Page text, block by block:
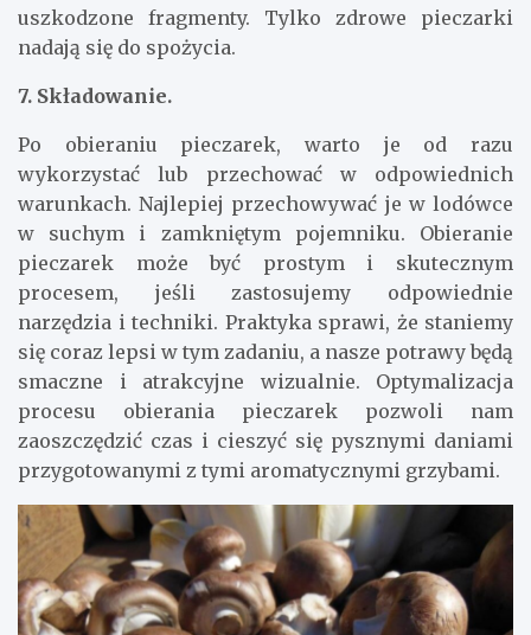
uszkodzone fragmenty. Tylko zdrowe pieczarki
nadają się do spożycia.
7. Składowanie.
Po obieraniu pieczarek, warto je od razu
wykorzystać lub przechować w odpowiednich
warunkach. Najlepiej przechowywać je w lodówce
w suchym i zamkniętym pojemniku. Obieranie
pieczarek może być prostym i skutecznym
procesem, jeśli zastosujemy odpowiednie
narzędzia i techniki. Praktyka sprawi, że staniemy
się coraz lepsi w tym zadaniu, a nasze potrawy będą
smaczne i atrakcyjne wizualnie. Optymalizacja
procesu obierania pieczarek pozwoli nam
zaoszczędzić czas i cieszyć się pysznymi daniami
przygotowanymi z tymi aromatycznymi grzybami.